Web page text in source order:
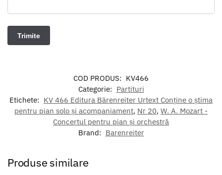
COD PRODUS: KV466
Categorie: Partituri
Etichete: KV 466 Editura Bärenreiter Urtext Conține o știma
pentru pian solo și acompaniament, Nr 20, W. A. Mozart -
Concertul pentru pian și orchestră
Brand: Barenreiter
Produse similare